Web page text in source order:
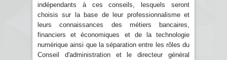
indépendants à ces conseils, lesquels seront
choisis sur la base de leur professionnalisme et
leurs connaissances des métiers bancaires,
financiers et économiques et de la technologie
numérique ainsi que la séparation entre les rôles du
Conseil d'administration et le directeur général